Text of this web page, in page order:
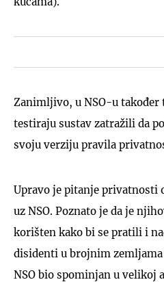
Zanimljivo, u NSO-u također
testiraju sustav zatražili da
svoju verziju pravila
Upravo je pitanje privatnosti
uz NSO. Poznato je da je
korišten kako bi se pratili i
disidenti u brojnim
NSO bio spominjan u velikoj